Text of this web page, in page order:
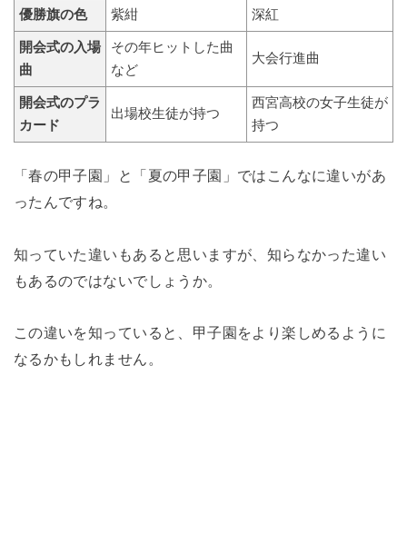
優勝旗の色 紫紺 深紅
開会式の入場
曲
その年ヒットした曲
など
大会行進曲
開会式のプラ
カード
出場校生徒が持つ
西宮高校の女子生徒が
持つ
「春の甲子園」と「夏の甲子園」ではこんなに違いがあ
ったんですね。
知っていた違いもあると思いますが、知らなかった違い
もあるのではないでしょうか。
この違いを知っていると、甲子園をより楽しめるように
なるかもしれません。